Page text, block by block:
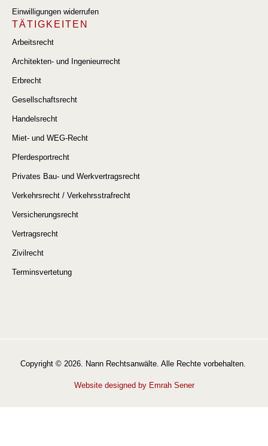
Einwilligungen widerrufen
TÄTIGKEITEN
Arbeitsrecht
Architekten- und Ingenieurrecht
Erbrecht
Gesellschaftsrecht
Handelsrecht
Miet- und WEG-Recht
Pferdesportrecht
Privates Bau- und Werkvertragsrecht
Verkehrsrecht / Verkehrsstrafrecht
Versicherungsrecht
Vertragsrecht
Zivilrecht
Terminsvertetung
Copyright © 2026. Nann Rechtsanwälte. Alle Rechte vorbehalten.
Website designed by Emrah Sener